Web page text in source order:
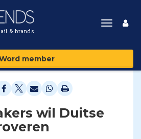
& brands
Toggle
member
wil Duitse